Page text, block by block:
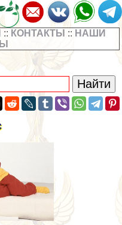
:: КОНТАКТЫ :: НАШИ